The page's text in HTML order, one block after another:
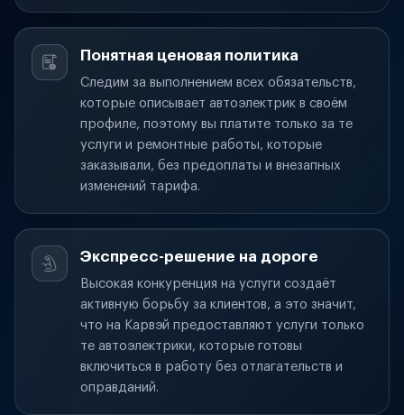
Понятная ценовая политика
Следим за выполнением всех обязательств,
которые описывает автоэлектрик в своём
профиле, поэтому вы платите только за те
услуги и ремонтные работы, которые
заказывали, без предоплаты и внезапных
изменений тарифа.
Экспресс-решение на дороге
Высокая конкуренция на услуги создаёт
активную борьбу за клиентов, а это значит,
что на Карвэй предоставляют услуги только
те автоэлектрики, которые готовы
включиться в работу без отлагательств и
оправданий.